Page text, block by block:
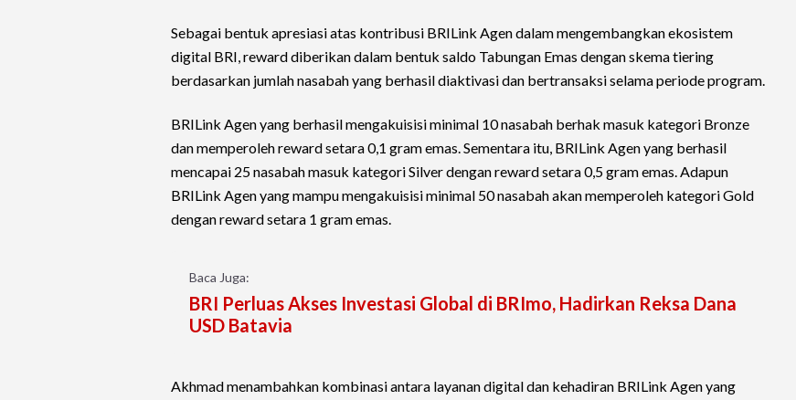
Sebagai bentuk apresiasi atas kontribusi BRILink Agen dalam mengembangkan ekosistem
digital BRI, reward diberikan dalam bentuk saldo Tabungan Emas dengan skema tiering
berdasarkan jumlah nasabah yang berhasil diaktivasi dan bertransaksi selama periode program.
BRILink Agen yang berhasil mengakuisisi minimal 10 nasabah berhak masuk kategori Bronze
dan memperoleh reward setara 0,1 gram emas. Sementara itu, BRILink Agen yang berhasil
mencapai 25 nasabah masuk kategori Silver dengan reward setara 0,5 gram emas. Adapun
BRILink Agen yang mampu mengakuisisi minimal 50 nasabah akan memperoleh kategori Gold
dengan reward setara 1 gram emas.
Baca Juga:
BRI Perluas Akses Investasi Global di BRImo, Hadirkan Reksa Dana
USD Batavia
Akhmad menambahkan kombinasi antara layanan digital dan kehadiran BRILink Agen yang